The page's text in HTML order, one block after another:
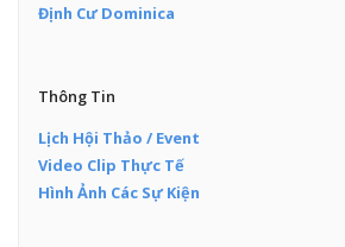
Định Cư Dominica
Thông Tin
Lịch Hội Thảo / Event
Video Clip Thực Tế
Hình Ảnh Các Sự Kiện